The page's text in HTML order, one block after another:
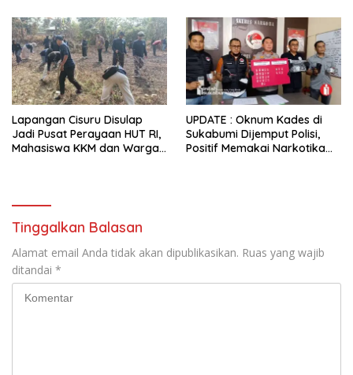
Lapangan Cisuru Disulap
Jadi Pusat Perayaan HUT RI,
Mahasiswa KKM dan Warga
UPDATE : Oknum Kades di
Sukabumi Dijemput Polisi,
Positif Memakai Narkotika
Tinggalkan Balasan
Alamat email Anda tidak akan dipublikasikan. Ruas yang wajib
ditandai *